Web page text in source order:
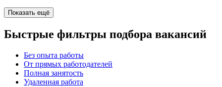
Показать ещё
Быстрые фильтры подбора вакансий
Без опыта работы
От прямых работодателей
Полная занятость
Удаленная работа